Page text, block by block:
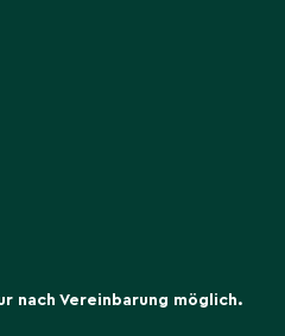
nach Vereinbarung möglich.